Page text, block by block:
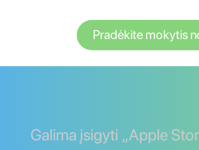
Pradėkite mokytis
Galima įsigyti „Apple